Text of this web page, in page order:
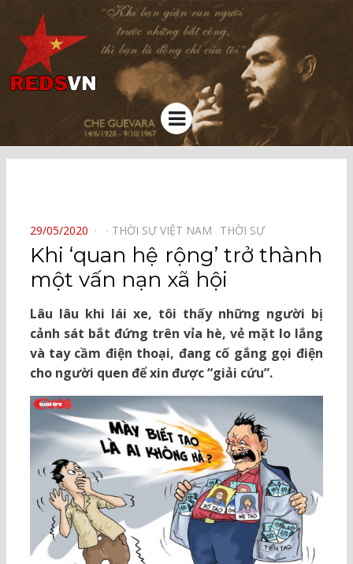
Kênh chia sẻ tri thức cộng đồng
Menu
POSTED
ON
29/05/2020 THỜI SỰ VIỆT NAM⠀ THỜI SỰ⠀
Khi ‘quan hệ rộng’ trở thành
một vấn nạn xã hội
Lâu lâu khi lái xe, tôi thấy những người bị
cảnh sát bắt đứng trên vỉa hè, vẻ mặt lo lắng
và tay cầm điện thoại, đang cố gắng gọi điện
cho người quen để xin được “giải cứu”.